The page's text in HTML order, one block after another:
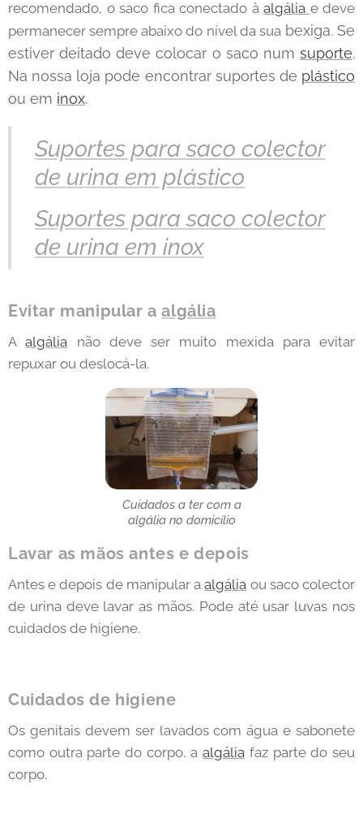
recomendado, o saco fica conectado à algália e deve
permanecer sempre abaixo do nível da sua bexiga. Se
estiver deitado deve colocar o saco num suporte.
Na nossa loja pode encontrar suportes de plástico
ou em inox.
Suportes para saco colector
de urina em plástico
Suportes para saco colector
de urina em inox
Evitar manipular aalgália
Aalgália não deve ser muito mexida para evitar
repuxar ou deslocá-la.
Cuidados a ter com a
algália no domicílio
Lavar as mãos antes e depois
Antes e depois de manipular aalgália ou saco colector
de urina deve lavar as mãos. Pode até usar luvas nos
cuidados de higiene.
Cuidados de higiene
Os genitais devem ser lavados com água e sabonete
como outra parte do corpo, aalgália faz parte do seu
corpo.